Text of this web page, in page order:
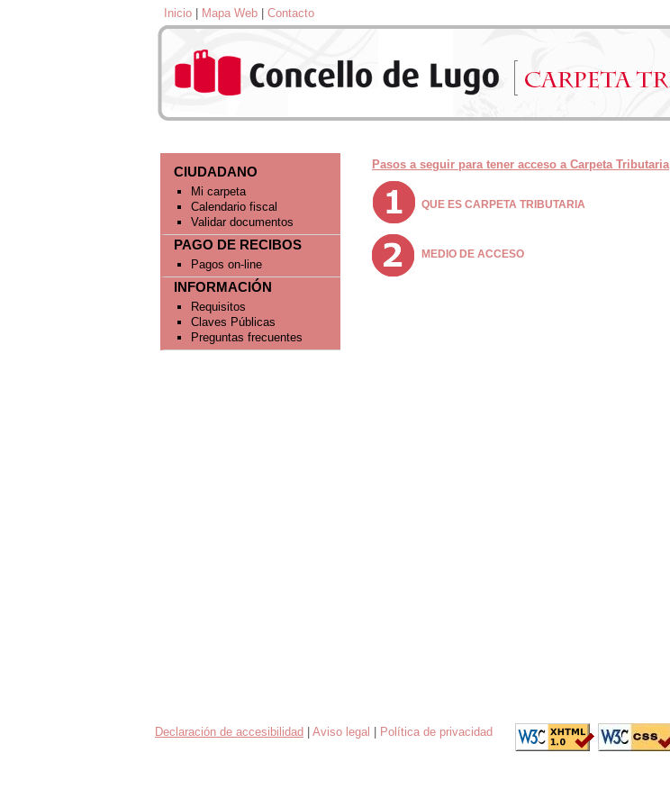
Inicio Mapa Web Contacto
CIUDADANO
Mi carpeta
Calendario fiscal
Validar documentos
PAGO DE RECIBOS
Pagos on-line
INFORMACIÓN
Requisitos
Claves Públicas
Preguntas frecuentes
Pasos a seguir para tener acceso a Carpeta Tributaria
QUE ES CARPETA TRIBUTARIA
MEDIO DE ACCESO
Declaración de accesibilidad Aviso legal Política de privacidad